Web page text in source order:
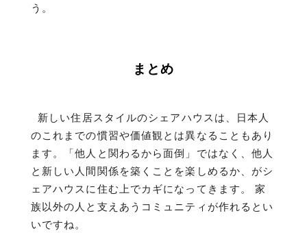
う。
まとめ
新しい住居スタイルのシェアハウスは、日本人
のこれまでの慣習や価値観とは異なることもあり
ます。「他人と関わるから面倒」ではなく、他人
と新しい人間関係を築くことを楽しめるか、がシ
ェアハウスに住む上でカギになってきます。 家
族以外の人と支えあうコミュニティが作れるとい
いですね。